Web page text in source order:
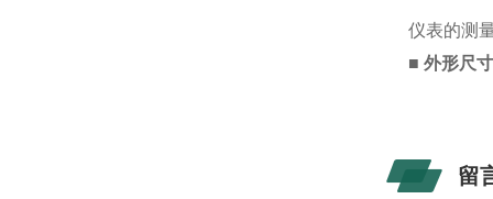
仪表的测
■ 外形尺
留